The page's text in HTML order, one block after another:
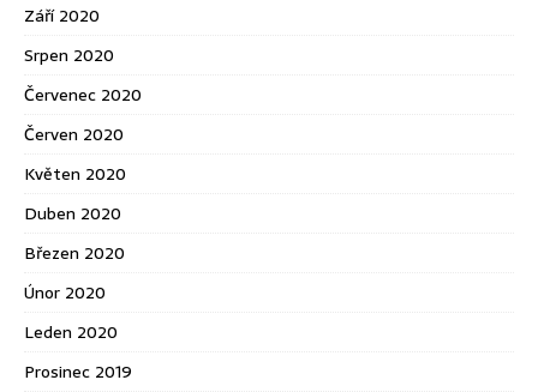
Září 2020
Srpen 2020
Červenec 2020
Červen 2020
Květen 2020
Duben 2020
Březen 2020
Únor 2020
Leden 2020
Prosinec 2019